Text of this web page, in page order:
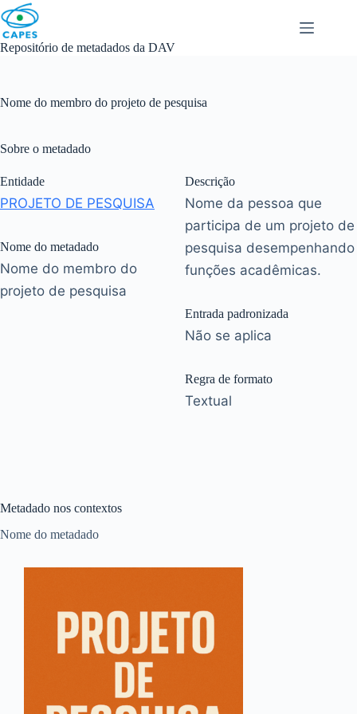
Skip
to
content
Repositório de metadados da DAV
Nome do membro do projeto de pesquisa
Sobre o metadado
Entidade
PROJETO DE PESQUISA
Nome do metadado
Nome do membro do
projeto de pesquisa
Descrição
Nome da pessoa que
participa de um projeto de
pesquisa desempenhando
funções acadêmicas.
Entrada padronizada
Não se aplica
Regra de formato
Textual
Metadado nos contextos
Nome do metadado